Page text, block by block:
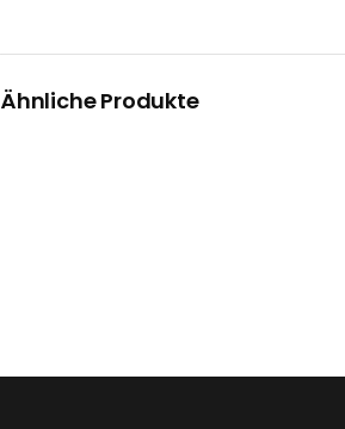
Ähnliche Produkte